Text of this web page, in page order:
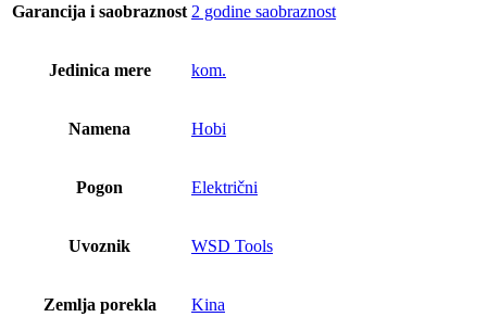
Garancija i saobraznost 2 godine saobraznost
Jedinica mere kom.
Namena Hobi
Pogon Električni
Uvoznik WSD Tools
Zemlja porekla Kina